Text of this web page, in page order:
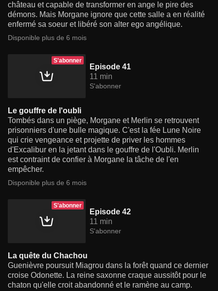
château et capable de transformer en ange le pire des
démons. Mais Morgane ignore que cette salle a en réalité
enfermé sa soeur et libéré son alter ego angélique.
Disponible plus de 6 mois
S'abonner
Episode 41
11 min
S'abonner
Le gouffre de l'oubli
Tombés dans un piège, Morgane et Merlin se retrouvent
prisonniers d'une bulle magique. C'est la fée Lune Noire
qui crie vengeance et projette de priver les hommes
d'Excalibur en la jetant dans le gouffre de l'Oubli. Merlin
est contraint de confier à Morgane la tâche de l'en
empêcher.
Disponible plus de 6 mois
S'abonner
Episode 42
11 min
S'abonner
La quête du Chachou
Guenièvre poursuit Miagrou dans la forêt quand ce dernier
croise Odonette. La reine saxonne craque aussitôt pour le
chaton qu'elle croit abandonné et le ramène au camp.